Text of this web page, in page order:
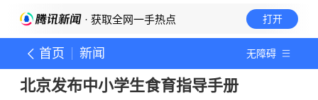
· 获取全网一手热点 打开
首页 新闻 无障碍
北京发布中小学生食育指导手册